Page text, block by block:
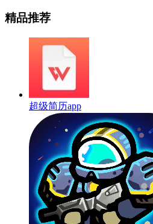
精品推荐
超级简历app